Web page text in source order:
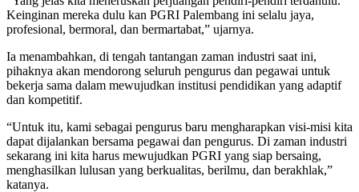
Keinginan mereka dulu kan PGRI Palembang ini selalu jaya,
profesional, bermoral, dan bermartabat,” ujarnya.
Ia menambahkan, di tengah tantangan zaman industri saat ini,
pihaknya akan mendorong seluruh pengurus dan pegawai untuk
bekerja sama dalam mewujudkan institusi pendidikan yang adaptif
dan kompetitif.
“Untuk itu, kami sebagai pengurus baru mengharapkan visi-misi kita
dapat dijalankan bersama pegawai dan pengurus. Di zaman industri
sekarang ini kita harus mewujudkan PGRI yang siap bersaing,
menghasilkan lulusan yang berkualitas, berilmu, dan berakhlak,”
katanya.